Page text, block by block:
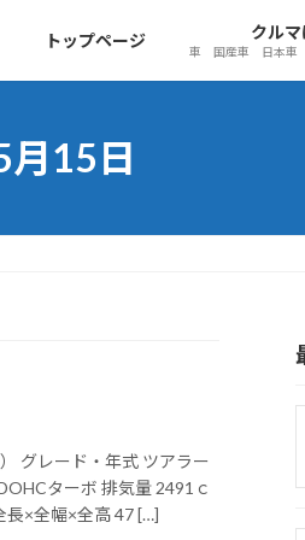
トップページ クル
車 国産車 日本車
15日
ード・年式 ツアラー
ターボ 排気量 2491ｃ
×全幅×全高 47 […]